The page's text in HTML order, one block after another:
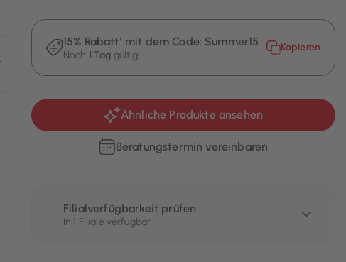
15% Rabatt¹ mit dem Code: Summer15
Noch 1 Tag gültig!
Kopieren
Ähnliche Produkte ansehen
Beratungstermin vereinbaren
Filialverfügbarkeit prüfen
In 1 Filiale verfügbar